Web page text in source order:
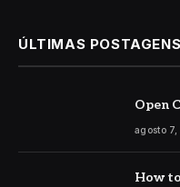
ÚLTIMAS POSTAGENS
Open
agosto
How